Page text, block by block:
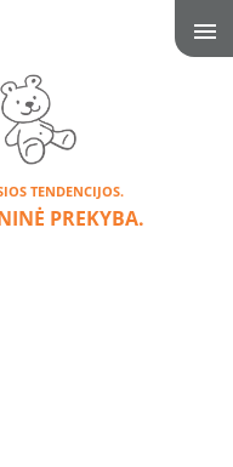
TENDENCIJOS.
PREKYBA.